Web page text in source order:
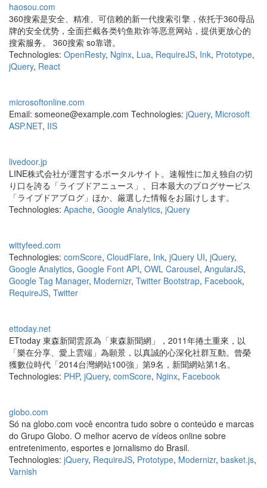
haosou.com
360搜索是安全、精准、可信赖的新一代搜索引擎，依托于360母品
牌的安全优势，全面拦截各类钓鱼欺诈等恶意网站，提供更放心的
搜索服务。 360搜索 so靠谱。
Technologies: OpenResty, Nginx, Lua, RequireJS, Ink, Prototype,
jQuery, React
microsoftonline.com
Email: someone@example.com Technologies: jQuery, Microsoft
ASP.NET, IIS
livedoor.jp
LINE株式会社が運営するポータルサイト。速報性に加え独自の切
り口を誇る「ライブドアニュース」、日本最大のブログサービス
「ライブドアブログ」ほか、厳選した情報をお届けします。
Technologies: Apache, Google Analytics, jQuery
wittyfeed.com
Technologies: comScore, CloudFlare, Ink, jQuery UI, jQuery,
Google Analytics, Google Font API, OWL Carousel, AngularJS,
Google Tag Manager, Modernizr, Twitter Bootstrap, Facebook,
RequireJS, Twitter
ettoday.net
ETtoday 東森新聞雲原為「東森新聞網」，2011年捲土重來，以
「樂在分享、愛上雲端」為願景，以真誠的心深化社群互動。曾榮
獲數位時代「2014台灣網站100強」第9名，新聞網站第1名。
Technologies: PHP, jQuery, comScore, Nginx, Facebook
globo.com
Só na globo.com você encontra tudo sobre o conteúdo e marcas
do Grupo Globo. O melhor acervo de vídeos online sobre
entretenimento, esportes e jornalismo do Brasil.
Technologies: jQuery, RequireJS, Prototype, Modernizr, basket.js,
Varnish